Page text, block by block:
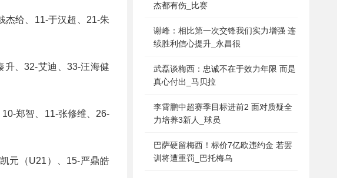
杰给、11-于汉超、21-朱
升、32-艾迪、33-汪海健
郑智、11-张修维、26-
元（U21）、15-严鼎皓
杰都有伤_比赛
谢峰：相比第一次交锋我们实力增强 连
续胜利信心提升_永昌很
武磊谈梅西：忠诚不在于效力年限 而是
真心付出_马贝拉
李霄鹏中超赛季目标进前2 面对质疑全
力培养3新人_球员
巴萨硬留梅西！标价7亿欧违约金 若罢
训将遭重罚_巴托梅乌